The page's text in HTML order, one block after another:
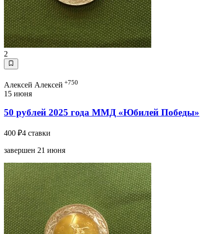
2
Алексей Алексей +750
15 июня
50 рублей 2025 года ММД «Юбилей Победы»
400 ₽4 ставки
завершен 21 июня